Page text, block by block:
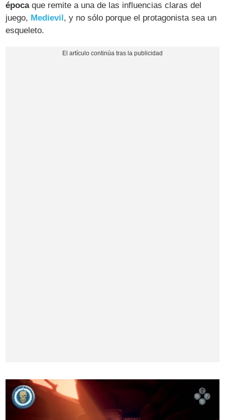
épocaque remite a una de las influencias claras del
juego, Medievil , y no sólo porque el protagonista sea un
esqueleto.